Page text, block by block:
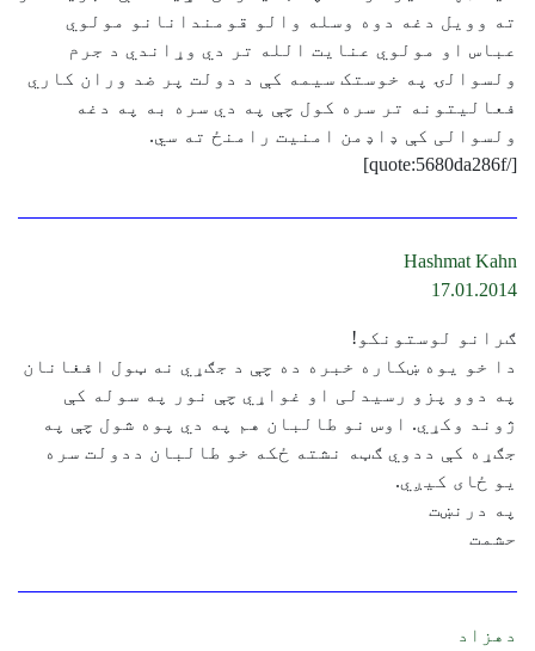
ته وویل دغه دوه وسله والو قومندانانو مولوي
عباس او مولوي عنایت الله تر دي وړاندي د جرم
ولسوالۍ په خوستک سیمه کې د دولت پر ضد وران کاري
فعالیتونه تر سره کول چې په دي سره به په دغه
ولسوالی کې ډاډمن امنیت رامنځ ته سي.
[/quote:5680da286f]
Hashmat Kahn
17.01.2014
ګرانو لوستونکو!
دا خو یوه ښکاره خبره ده چې د جګړي نه ټول افغانان
په دوو پزو رسیدلی او غواړي چې نور په سوله کې
ژوند وکړي. اوس نو طالبان هم په دي‌ پوه شول چې په
جګړه کې ددوي ګټه نشته ځکه خو طالبان ددولت سره
یو ځای کیږي.
په درنښت
حشمت
دهزاد